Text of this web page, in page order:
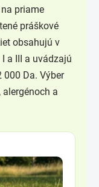
priame
práškové
obsahujú v
a III a uvádzajú
Da. Výber
a